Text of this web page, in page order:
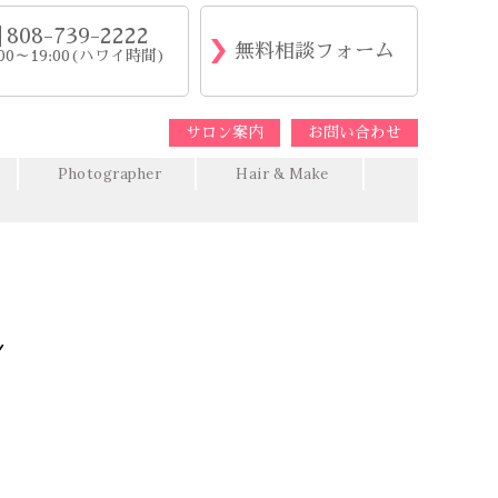
808-739-2222
～19:00(ハワイ時間) 無料相談フォーム
サロン案内 お問い合わせ
Photographer
Hair & Make